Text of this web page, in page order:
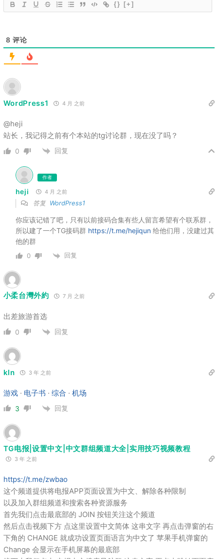
{} [+]
8 评论
WordPress1 4 月 之前
@heji
站长，我记得之前有个本站的tg讨论群，现在没了吗？
0 回复
作者
heji 4 月 之前
答复 WordPress1
你应该记错了吧，只有以前接码合集有些人留言希望有个联系群，
所以建了一个TG接码群 https://t.me/hejiqun给他们用，没建过其
他的群
0 回复
小柔台灣外約 7 月 之前
出差旅游首选
0 回复
kln 3 年 之前
游戏· 电子书 · 综合 · 机场
3 回复
TG电报|设置中文|中文群组频道大全|实用技巧视频教程
3 年 之前
https://t.me/zwbao
这个频道提供将电报APP页面设置为中文、解除各种限制
以及加入群组频道和搜索各种资源服务
首先我们点击最底部的 JOIN 按钮关注这个频道
然后点击视频下方 点这里设置中文简体 这串文字 再点击弹窗的右
下角的 CHANGE 就成功设置页面语言为中文了 苹果手机弹窗的
Change 会显示在手机屏幕的最底部